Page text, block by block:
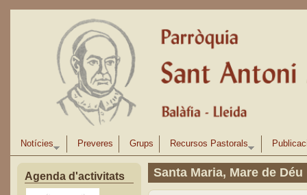
Notícies Preveres Grups Recursos Pastorals
Agenda d'activitats Santa Maria, Mare de Déu